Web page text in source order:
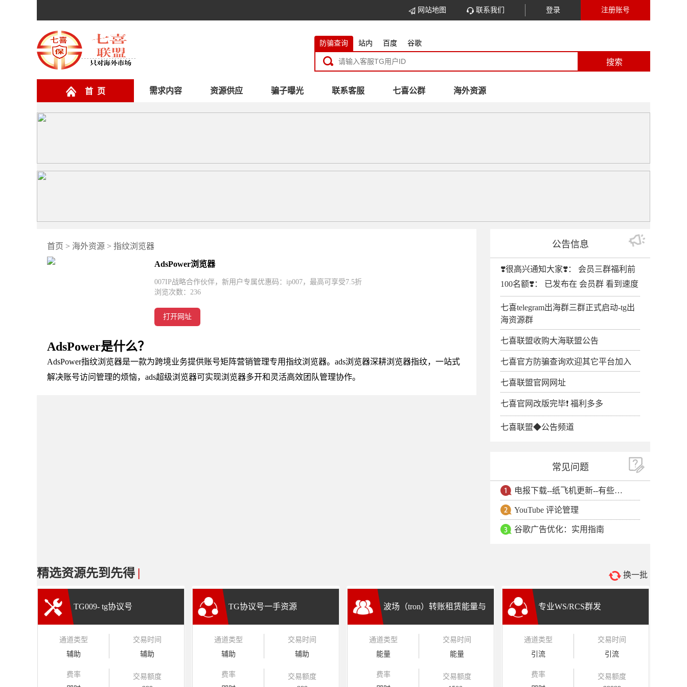
注册账号
登录
联系我们
网站地图
防骗查询 站内 百度 谷歌
搜索
首 页 需求内容 资源供应 骗子曝光 联系客服 七喜公群 海外资源
首页 > 海外资源 > 指纹浏览器
AdsPower浏览器
007IP战略合作伙伴，新用户专属优惠码：ip007，最高可享受7.5折
浏览次数： 236
打开网址
AdsPower是什么？
AdsPower指纹浏览器是一款为跨境业务提供账号矩阵营销管理专用指纹浏览器。ads浏览器深耕浏览器指纹，一站式
解决账号访问管理的烦恼，ads超级浏览器可实现浏览器多开和灵活高效团队管理协作。
公告信息
❣️很高兴通知大家❣️： 会员三群福利前
100名额❣️： 已发布在 会员群 看到速度
七喜telegram出海群三群正式启动-tg出
海资源群
七喜联盟收购大海联盟公告
七喜官方防骗查询欢迎其它平台加入
七喜联盟官网网址
七喜官网改版完毕❗️ 福利多多
七喜联盟◆公告频道
常见问题
电报下载--纸飞机更新--有些用户安卓手机无法更新电报软件
YouTube 评论管理
谷歌广告优化：实用指南
精选资源先到先得 | 换一批
TG009- tg协议号
通道类型
辅助
交易时间
辅助
费率
交易额度
TG协议号一手资源
通道类型
辅助
交易时间
辅助
费率
交易额度
波场（tron）转账租赁能量与
通道类型
能量
交易时间
能量
费率
交易额度
专业WS/RCS群发
通道类型
引流
交易时间
引流
费率
交易额度